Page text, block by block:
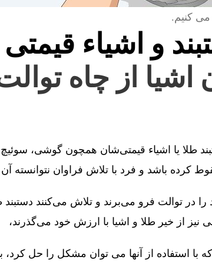
می کنیم.
و اشیاء
اشیا از چاه
طلا یا اشیاء قیمتی‌شان همچون گوشی،
باشد و فرد با تلاش فراوان نتوانسته آن
در توالت فرو می‌برند و تلاش می‌کنند دستبند
نیز از خیر طلا و اشیا با ارزش خود می‌گذرند،
با استفاده از آنها می توان مشکل را حل